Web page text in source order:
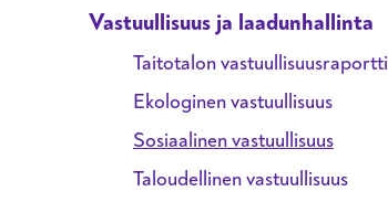
Vastuullisuus ja laadunhallinta
Taitotalon vastuullisuusraportti
Ekologinen vastuullisuus
Sosiaalinen vastuullisuus
Taloudellinen vastuullisuus